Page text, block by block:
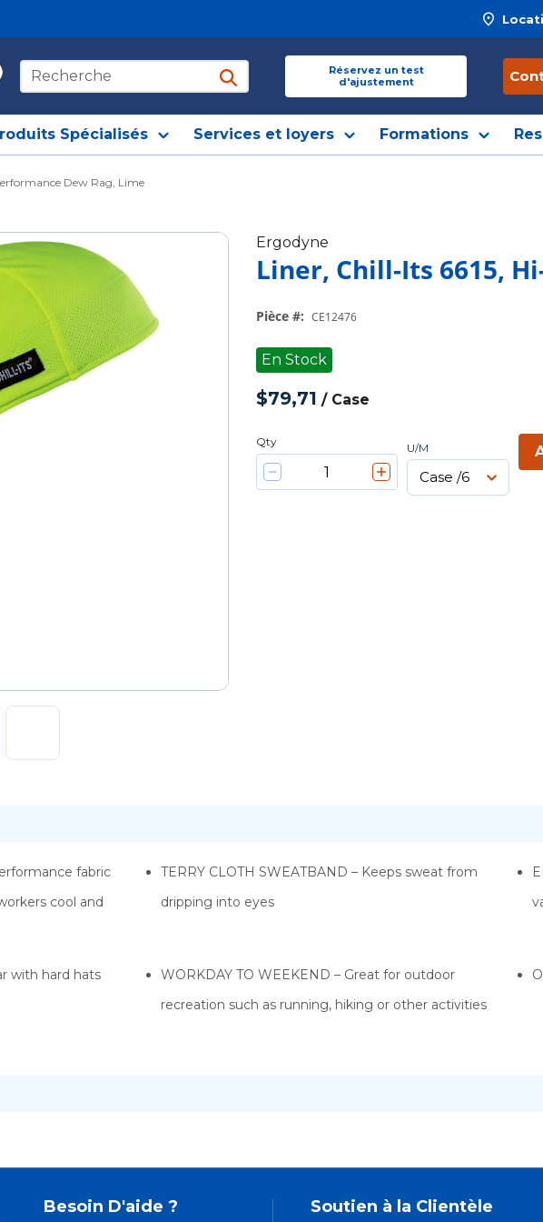
Recherche sur le site
soumettre une recherche
Réservez un test
d'ajustement
Spécialisés Services et loyers Formations
Dew Rag, Lime
Ergodyne
Liner, Chill-Its 6615,
Pièce #: CE12476
En Stock
$79,71 / Case
Qty U/M
fabric
cool and
TERRY CLOTH SWEATBAND – Keeps sweat from
dripping into eyes
with hard hats
WORKDAY TO WEEKEND – Great for outdoor
recreation such as running, hiking or other activities
Besoin D'aide ? Soutien à la Clientèle